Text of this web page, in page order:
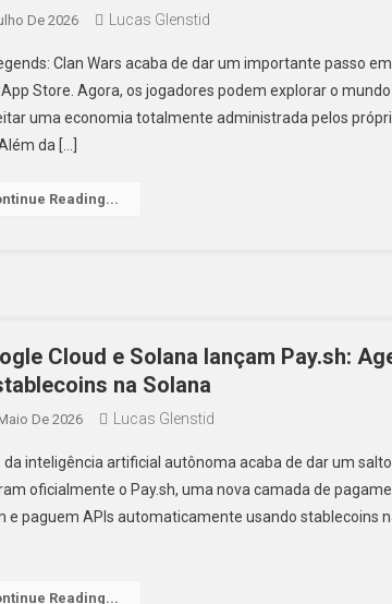
De 2026 Lucas Glenstid
Clan Wars acaba de dar um importante passo
Store. Agora, os jogadores podem explorar o
uma economia totalmente administrada pelos
da […]
Reading...
Cloud e Solana lançam Pay.sh:
na Solana
De 2026 Lucas Glenstid
inteligência artificial autônoma acaba de dar um
oficialmente o Pay.sh, uma nova camada de
e paguem APIs automaticamente usando stablecoins
Reading...